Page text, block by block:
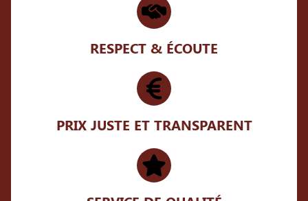
RESPECT & ÉCOUTE
PRIX JUSTE ET TRANSPARENT